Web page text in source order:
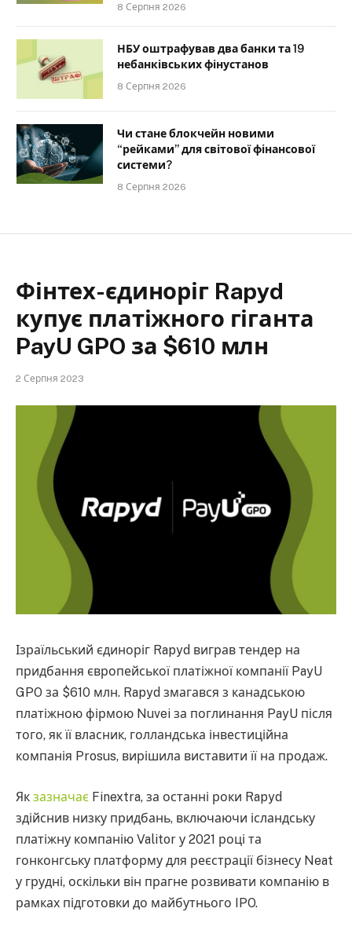
8 Серпня 2026
НБУ оштрафував два банки та 19
небанківських фінустанов
8 Серпня 2026
Чи стане блокчейн новими
“рейками” для світової фінансової
системи?
8 Серпня 2026
Фінтех-єдиноріг Rapyd
купує платіжного гіганта
PayU GPO за $610 млн
2 Серпня 2023
Ізраїльський єдиноріг Rapyd виграв тендер на
придбання європейської платіжної компанії PayU
GPO за $610 млн. Rapyd змагався з канадською
платіжною фірмою Nuvei за поглинання PayU після
того, як її власник, голландська інвестиційна
компанія Prosus, вирішила виставити її на продаж.
Як зазначає Finextra, за останні роки Rapyd
здійснив низку придбань, включаючи ісландську
платіжну компанію Valitor у 2021 році та
гонконгську платформу для реєстрації бізнесу Neat
у грудні, оскільки він прагне розвивати компанію в
рамках підготовки до майбутнього IPO.